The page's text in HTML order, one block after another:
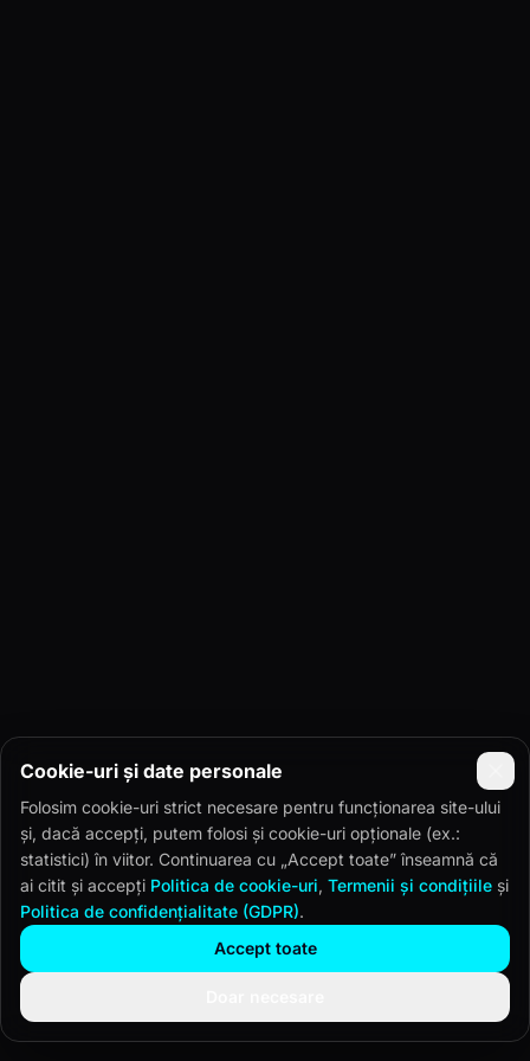
Cookie-uri și date personale
Folosim cookie-uri strict necesare pentru funcționarea site-ului
și, dacă accepți, putem folosi și cookie-uri opționale (ex.:
statistici) în viitor. Continuarea cu „Accept toate” înseamnă că
ai citit și accepți Politica de cookie-uri, Termenii și condițiile și
Politica de confidențialitate (GDPR).
Accept toate